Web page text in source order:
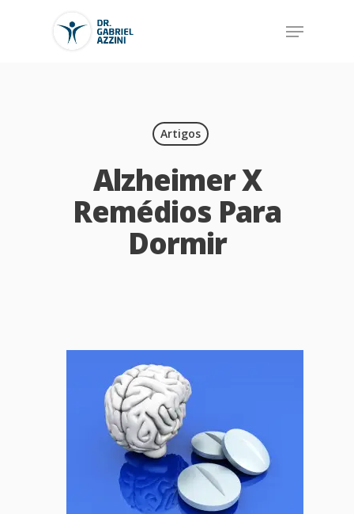
Artigos
Alzheimer X
Remédios Para
Dormir